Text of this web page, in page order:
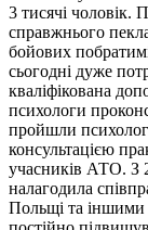
3 тисячі чоловік.
справжнього
бойових
сьогодні дуже
кваліфікована
психологи
пройшли
консультацією
учасників АТО. З
налагодила
Польщі та іншими